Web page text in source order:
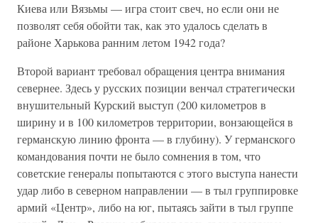
Киева или Вязьмы — игра стоит свеч, но если они не
позволят себя обойти так, как это удалось сделать в
районе Харькова ранним летом 1942 года?
Второй вариант требовал обращения центра внимания
севернее. Здесь у русских позиции венчал стратегически
внушительный Курский выступ (200 километров в
ширину и в 100 километров территории, вонзающейся в
германскую линию фронта — в глубину). У германского
командования почти не было сомнения в том, что
советские генералы попытаются с этого выступа нанести
удар либо в северном направлении — в тыл группировке
армий «Центр», либо на юг, пытаясь зайти в тыл группе